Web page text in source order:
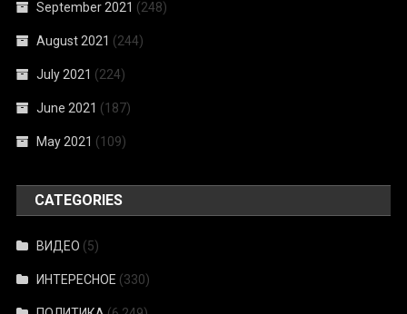
September 2021 (248)
August 2021 (244)
July 2021 (224)
June 2021 (187)
May 2021 (109)
CATEGORIES
ВИДЕО (5)
ИНТЕРЕСНОЕ (330)